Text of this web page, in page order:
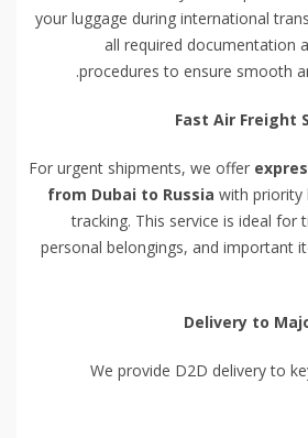
your luggage during international
all required documentation
procedures to ensure smooth
For urgent shipments, we offer
from Dubai to Russia with priority
tracking. This service is ideal for
personal belongings, and important
We provide D2D delivery to